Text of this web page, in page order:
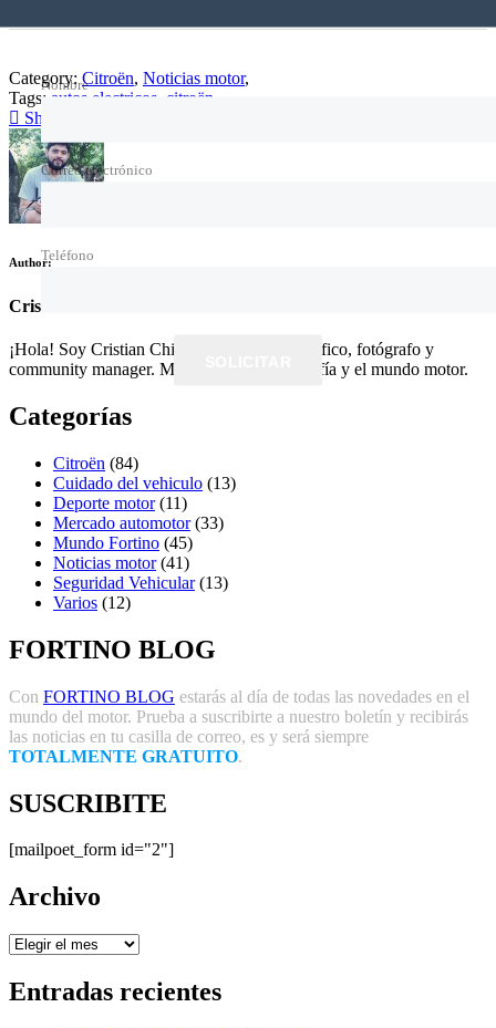
Category: Citroën, Noticias motor,
Tags: autos electricos citroën
Share this
Author:
Cristian Chirre
¡Hola! Soy Cristian Chirre soy diseñador gráfico, fotógrafo y
community manager. Me apasiona la fotografía y el mundo motor.
Categorías
Citroën (84)
Cuidado del vehiculo (13)
Deporte motor(11)
Mercado automotor(33)
Mundo Fortino (45)
Noticias motor(41)
Seguridad Vehicular(13)
Varios (12)
FORTINO BLOG
Con FORTINO BLOG estarás al día de todas las novedades en el
mundo del motor. Prueba a suscribirte a nuestro boletín y recibirás
las noticias en tu casilla de correo, es y será siempre
TOTALMENTE GRATUITO.
SUSCRIBITE
[mailpoet_form id="2"]
Archivo
Archivo
Entradas recientes
Nombre
Correo electrónico
Teléfono